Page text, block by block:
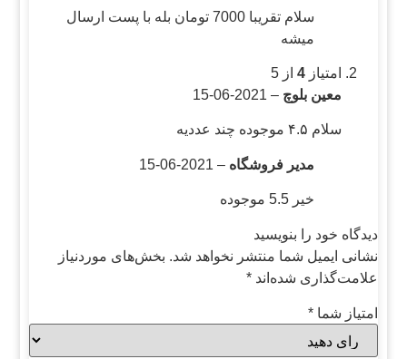
سلام تقریبا 7000 تومان بله با پست ارسال
میشه
امتیاز4 از 5
معین بلوچ–
2021-06-15
سلام ۴.۵ موجوده چند عددیه
مدیر فروشگاه–
2021-06-15
خیر 5.5 موجوده
دیدگاه خود را بنویسید
نشانی ایمیل شما منتشر نخواهد شد. بخش‌های موردنیاز
علامت‌گذاری شده‌اند*
امتیاز شما*